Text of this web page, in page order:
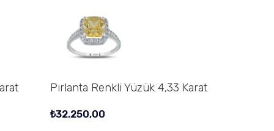
Pırlanta Renkli Yüzük 4,33 Karat
₺32.250,00